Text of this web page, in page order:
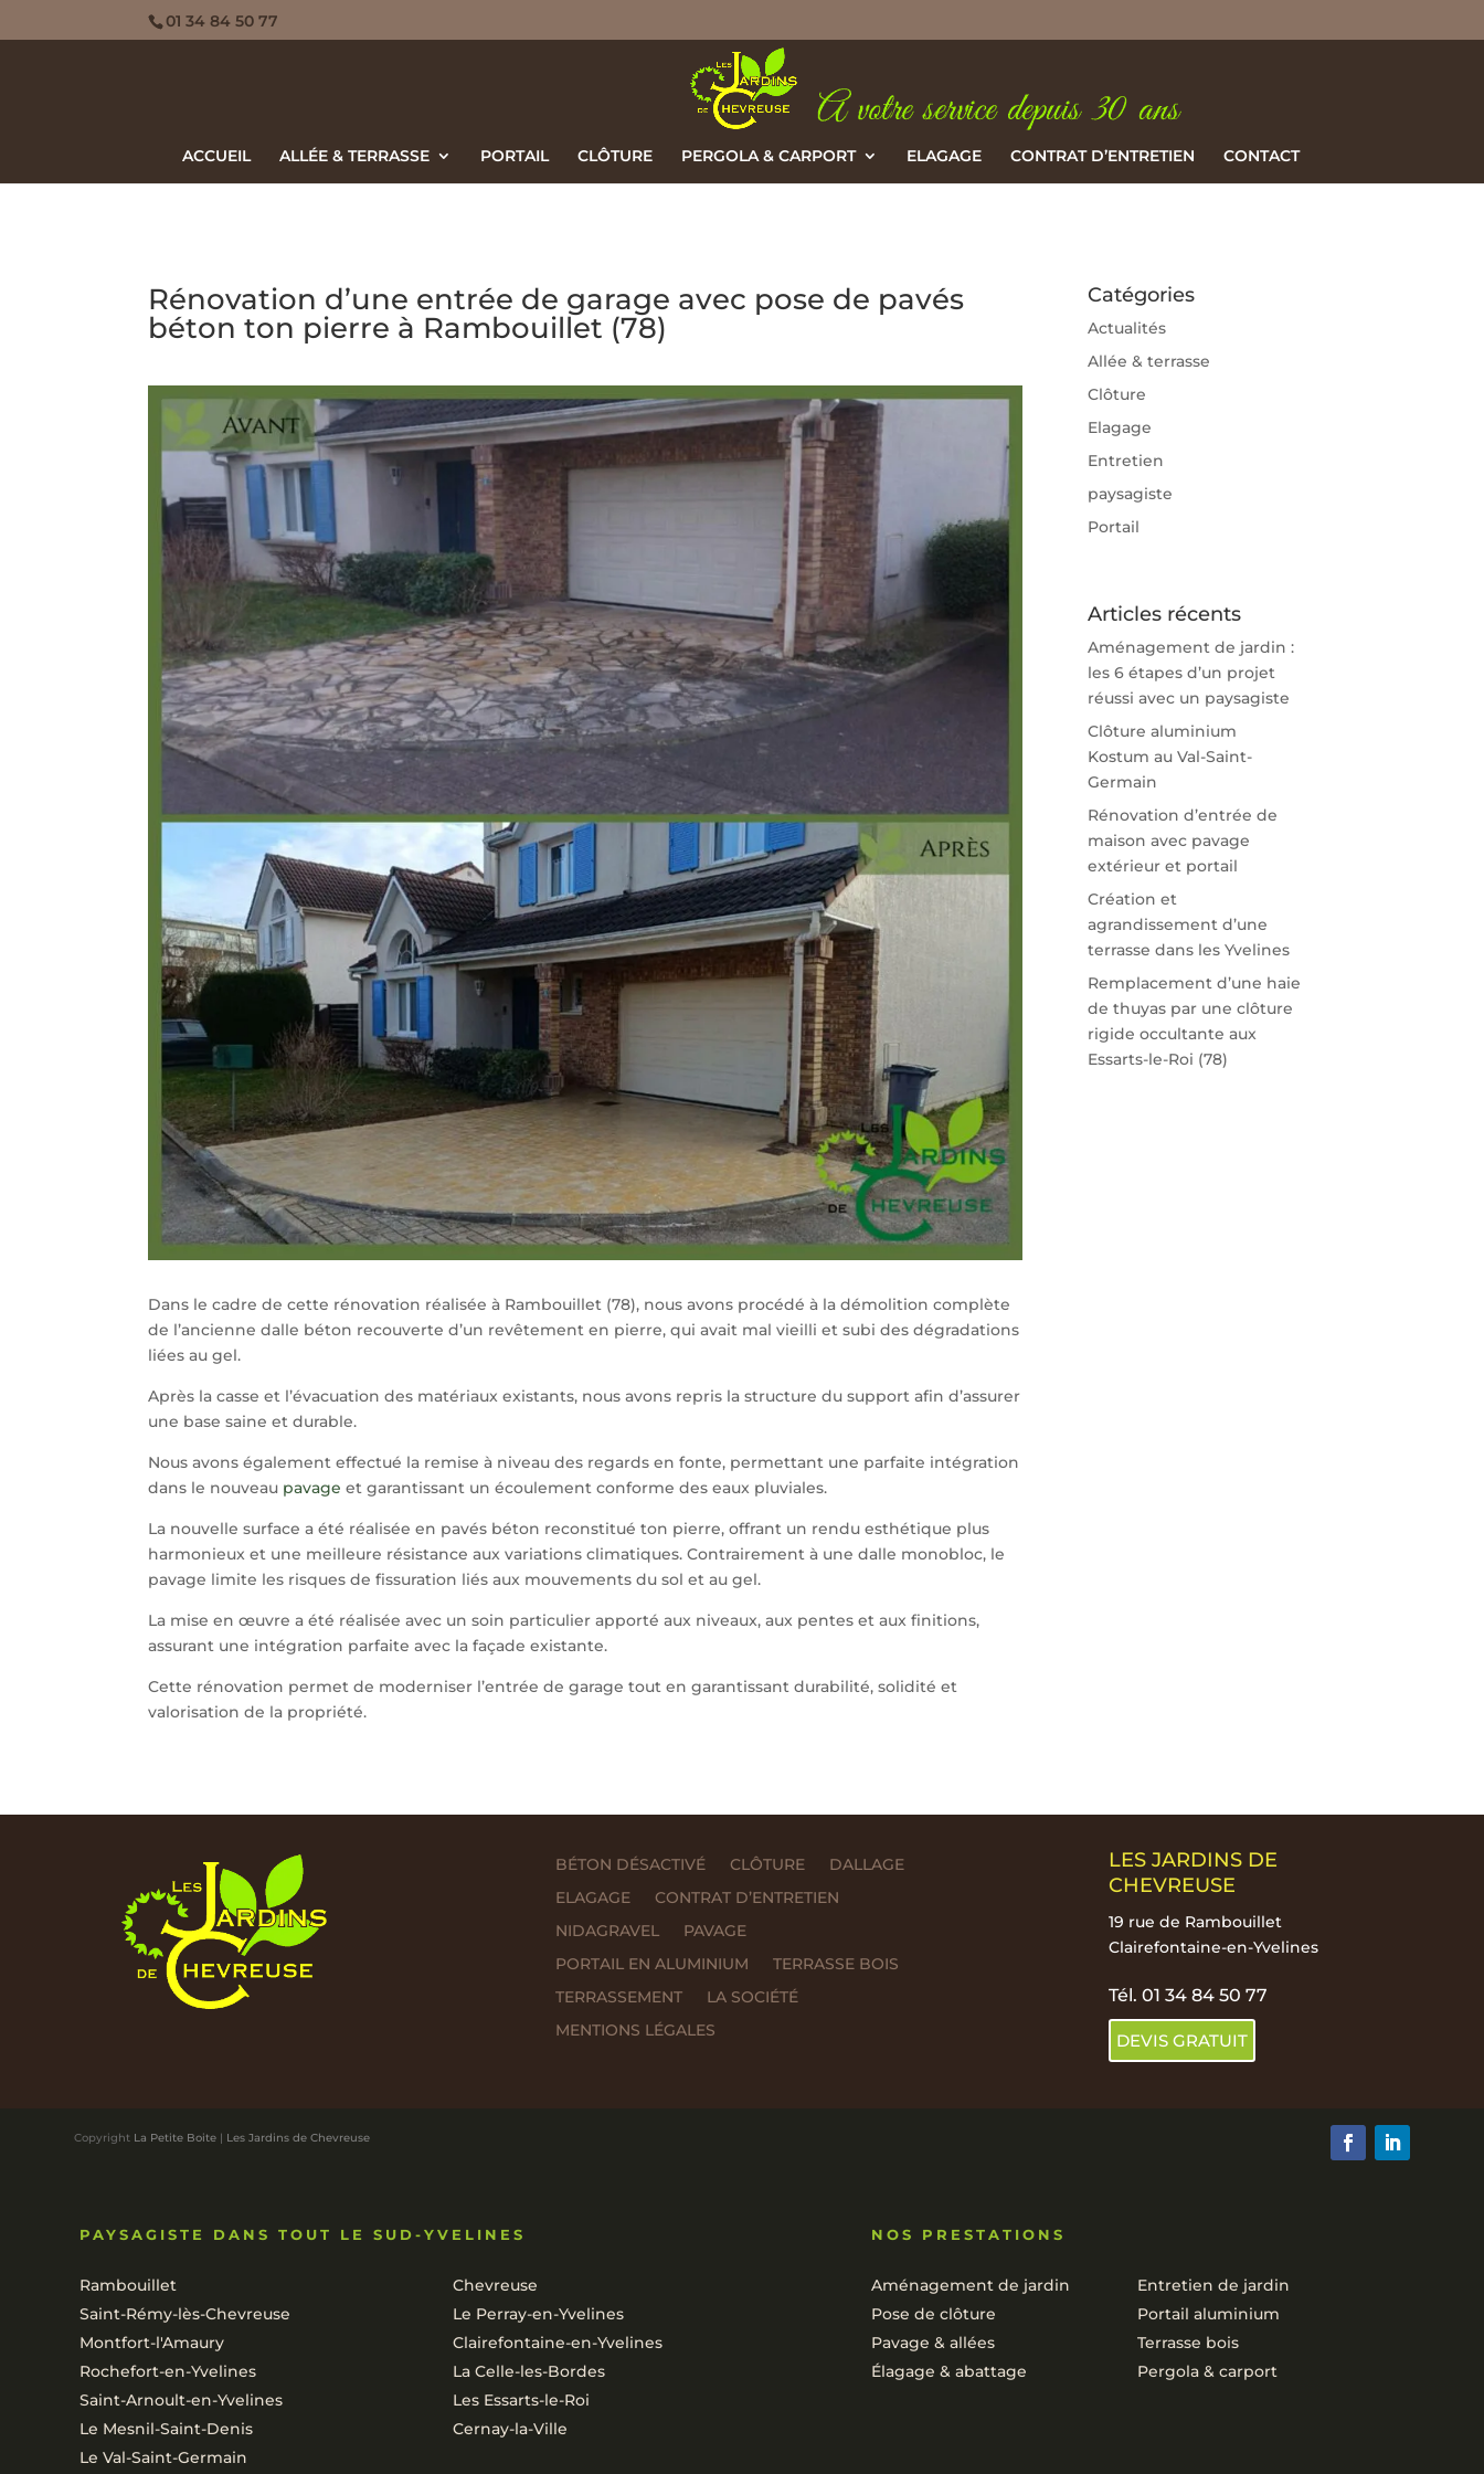
01 34 84 50 77
ACCUEIL ALLÉE & TERRASSE PORTAIL CLÔTURE PERGOLA & CARPORT ELAGAGE CONTRAT D’ENTRETIEN CONTACT
Rénovation d’une entrée de garage avec pose de pavés
béton ton pierre à Rambouillet (78)
Dans le cadre de cette rénovation réalisée à Rambouillet (78), nous avons procédé à la démolition complète
de l’ancienne dalle béton recouverte d’un revêtement en pierre, qui avait mal vieilli et subi des dégradations
liées au gel.
Après la casse et l’évacuation des matériaux existants, nous avons repris la structure du support afin d’assurer
une base saine et durable.
Nous avons également effectué la remise à niveau des regards en fonte, permettant une parfaite intégration
dans le nouveau pavage et garantissant un écoulement conforme des eaux pluviales.
La nouvelle surface a été réalisée en pavés béton reconstitué ton pierre, offrant un rendu esthétique plus
harmonieux et une meilleure résistance aux variations climatiques. Contrairement à une dalle monobloc, le
pavage limite les risques de fissuration liés aux mouvements du sol et au gel.
La mise en œuvre a été réalisée avec un soin particulier apporté aux niveaux, aux pentes et aux finitions,
assurant une intégration parfaite avec la façade existante.
Cette rénovation permet de moderniser l’entrée de garage tout en garantissant durabilité, solidité et
valorisation de la propriété.
Catégories
Actualités
Allée & terrasse
Clôture
Elagage
Entretien
paysagiste
Portail
Articles récents
Aménagement de jardin :
les 6 étapes d’un projet
réussi avec un paysagiste
Clôture aluminium
Kostum au Val-Saint-
Germain
Rénovation d’entrée de
maison avec pavage
extérieur et portail
Création et
agrandissement d’une
terrasse dans les Yvelines
Remplacement d’une haie
de thuyas par une clôture
rigide occultante aux
Essarts-le-Roi (78)
BÉTON DÉSACTIVÉ CLÔTURE
DALLAGE
ELAGAGE
CONTRAT D’ENTRETIEN
NIDAGRAVEL
PAVAGE
PORTAIL EN ALUMINIUM
TERRASSE BOIS
TERRASSEMENT
LA SOCIÉTÉ
MENTIONS LÉGALES
LES JARDINS DE
CHEVREUSE
19 rue de Rambouillet
Clairefontaine-en-Yvelines
Tél.01 34 84 50 77
DEVIS GRATUIT
Copyright La Petite Boite | Les Jardins de Chevreuse
PAYSAGISTE DANS TOUT LE SUD-YVELINES
Rambouillet
Chevreuse
Saint-Rémy-lès-Chevreuse
Le Perray-en-Yvelines
Montfort-l'Amaury
Clairefontaine-en-Yvelines
Rochefort-en-Yvelines
La Celle-les-Bordes
Saint-Arnoult-en-Yvelines
Les Essarts-le-Roi
Le Mesnil-Saint-Denis
Cernay-la-Ville
Le Val-Saint-Germain
NOS PRESTATIONS
Aménagement de jardin
Entretien de jardin
Pose de clôture
Portail aluminium
Pavage & allées
Terrasse bois
Élagage & abattage
Pergola & carport